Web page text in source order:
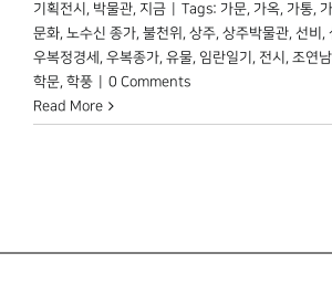
기획전시 , 박물관, 지금 Tags: 가문, 가옥, 가통,
문화, 노수신 종가, 불천위 , 상주, 상주박물관, 선비 ,
우복정경세 , 우복종가, 유물, 임란일기 , 전시 , 조연남
학문, 학풍
0 Comments
Read More